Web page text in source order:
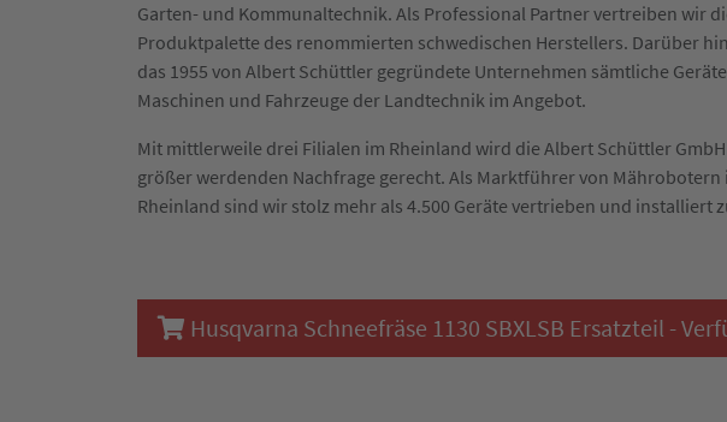
Garten- und Kommunaltechnik. Als Professional Partner vertreiben wir
Produktpalette des renommierten schwedischen Herstellers. Darüber
das 1955 von Albert Schüttler gegründete Unternehmen sämtliche
Maschinen und Fahrzeuge der Landtechnik im Angebot.
Mit mittlerweile drei Filialen im Rheinland wird die Albert Schüttler
größer werdenden Nachfrage gerecht. Als Marktführer von Mährobotern
Rheinland sind wir stolz mehr als 4.500 Geräte vertrieben und installiert
Husqvarna Schneefräse 1130 SBXLSB Ersatzteil -